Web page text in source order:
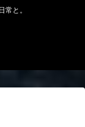
常と。